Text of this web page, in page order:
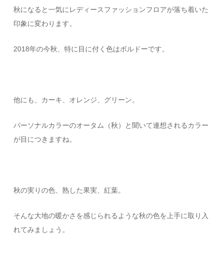
秋になると一気にレディースファッションフロアが落ち着いた
印象に変わります。
2018年の今秋、特に目に付く色はボルドーです。
他にも、カーキ、オレンジ、グリーン。
パーソナルカラーのオータム（秋）と聞いて連想されるカラー
が目につきますね。
秋の実りの色、熟した果実、紅葉。
そんな大地の暖かさを感じられるような秋の色を上手に取り入
れてみましょう。